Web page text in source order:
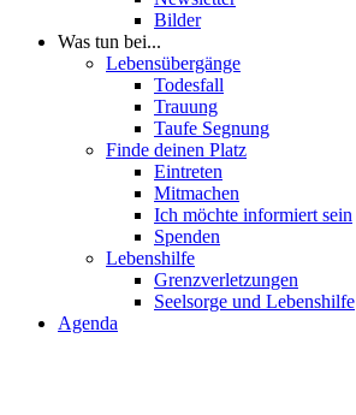
Bilder
Was tun bei...
Lebensübergänge
Todesfall
Trauung
Taufe Segnung
Finde deinen Platz
Eintreten
Mitmachen
Ich möchte informiert sein
Spenden
Lebenshilfe
Grenzverletzungen
Seelsorge und Lebenshilfe
Agenda